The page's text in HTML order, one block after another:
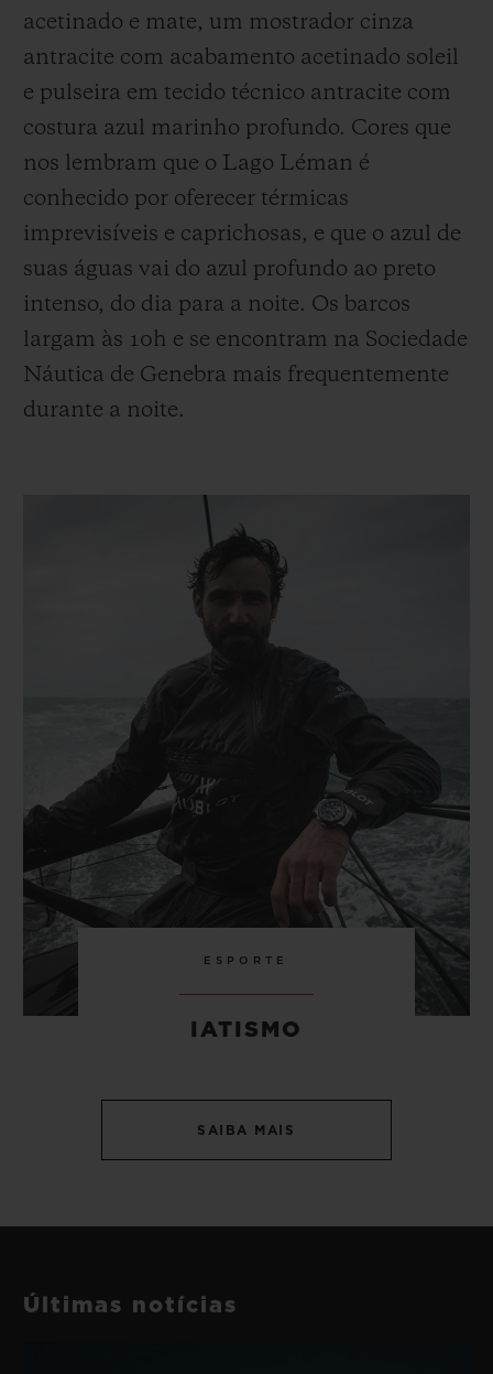
acetinado e mate, um mostrador cinza
antracite com acabamento acetinado soleil
e pulseira em tecido técnico antracite com
costura azul marinho profundo. Cores que
nos lembram que o Lago Léman é
conhecido por oferecer térmicas
imprevisíveis e caprichosas, e que o azul de
suas águas vai do azul profundo ao preto
intenso, do dia para a noite. Os barcos
largam às 10h e se encontram na Sociedade
Náutica de Genebra mais frequentemente
durante a noite.
ESPORTE
IATISMO
SAIBA MAIS
Últimas notícias